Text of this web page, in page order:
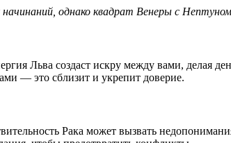
начинаний, однако квадрат Венеры с
Льва создаст искру между вами, делая
— это сблизит и укрепит доверие.
Рака может вызвать